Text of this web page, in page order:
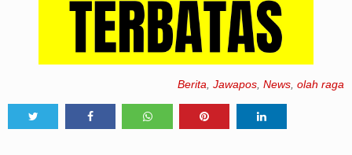
Berita Jawapos News olah raga